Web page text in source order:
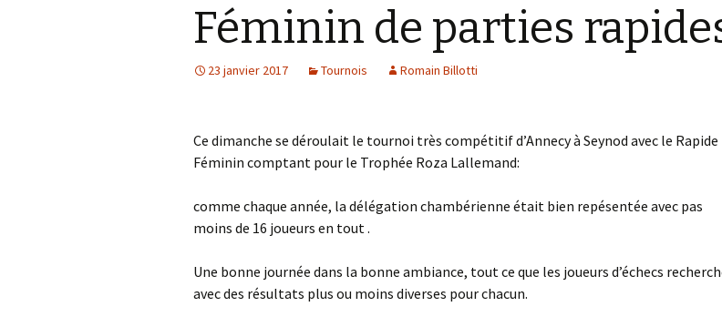
Féminin de parties
23 janvier 2017 Tournois Romain Billotti
Ce dimanche se déroulait le tournoi très compétitif d’Annecy à Seynod avec le Rapide
Féminin comptant pour le Trophée Roza Lallemand:
comme chaque année, la délégation chambérienne était bien repésentée avec pas
moins de 16 joueurs en tout .
Une bonne journée dans la bonne ambiance, tout ce que les joueurs d’échecs
avec des résultats plus ou moins diverses pour chacun.